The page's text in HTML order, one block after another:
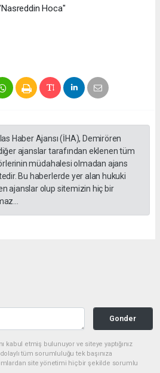
Hoca"
Haber Ajansı (İHA), Demirören
ajanslar tarafından eklenen tüm
müdahalesi olmadan ajans
Bu haberlerde yer alan hukuki
ajanslar olup sitemizin hiç bir
Gonder
kabul etmiş bulunuyor ve siteye yaptığınız
tüm sorumluluğu tek başınıza
site yönetimi hiçbir şekilde sorumlu